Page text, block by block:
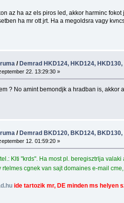
az ha az els piros led, akkor harminc
ha mr ott jrt. Ha a megoldsra vagy
/Demrad HKD124, HKD124,
22. 13:29:30 »
? No amint bemondjk a hradban is,
/ Demrad BKD120, BKD124,
12. 01:59:20 »
Klti "krds". Ha most pl. beregisztrlja
rtelmes cgnek van sajt domaines e-mail
ide tartozik mr, DE minden ms helyen